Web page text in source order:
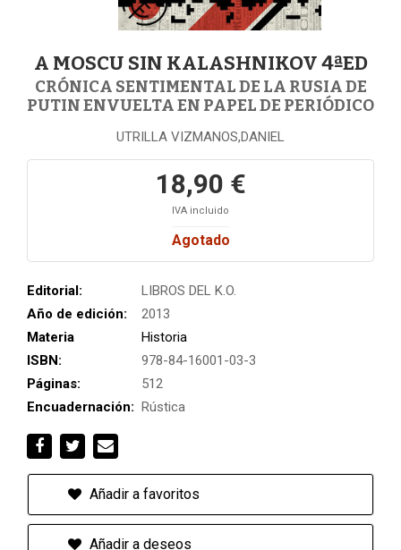
A MOSCU SIN KALASHNIKOV 4ªED
CRÓNICA SENTIMENTAL DE LA RUSIA DE
PUTIN ENVUELTA EN PAPEL DE PERIÓDICO
UTRILLA VIZMANOS,DANIEL
18,90 €
IVA incluido
Agotado
Editorial:
LIBROS DEL K.O.
Año de edición:
2013
Materia
Historia
ISBN:
978-84-16001-03-3
Páginas:
512
Encuadernación: Rústica
Añadir a favoritos
Añadir a deseos